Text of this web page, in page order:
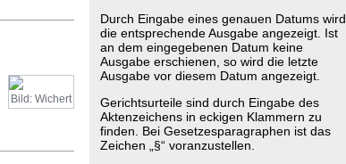
Bild: Wichert
Durch Eingabe eines genauen Datums wird
die entsprechende Ausgabe angezeigt. Ist
an dem eingegebenen Datum keine
Ausgabe erschienen, so wird die letzte
Ausgabe vor diesem Datum angezeigt.
Gerichtsurteile sind durch Eingabe des
Aktenzeichens in eckigen Klammern zu
finden. Bei Gesetzesparagraphen ist das
Zeichen „§“ voranzustellen.